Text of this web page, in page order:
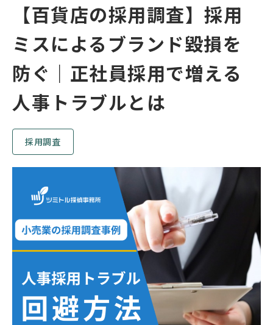
【百貨店の採用調査】採用
ミスによるブランド毀損を
防ぐ｜正社員採用で増える
人事トラブルとは
採用調査